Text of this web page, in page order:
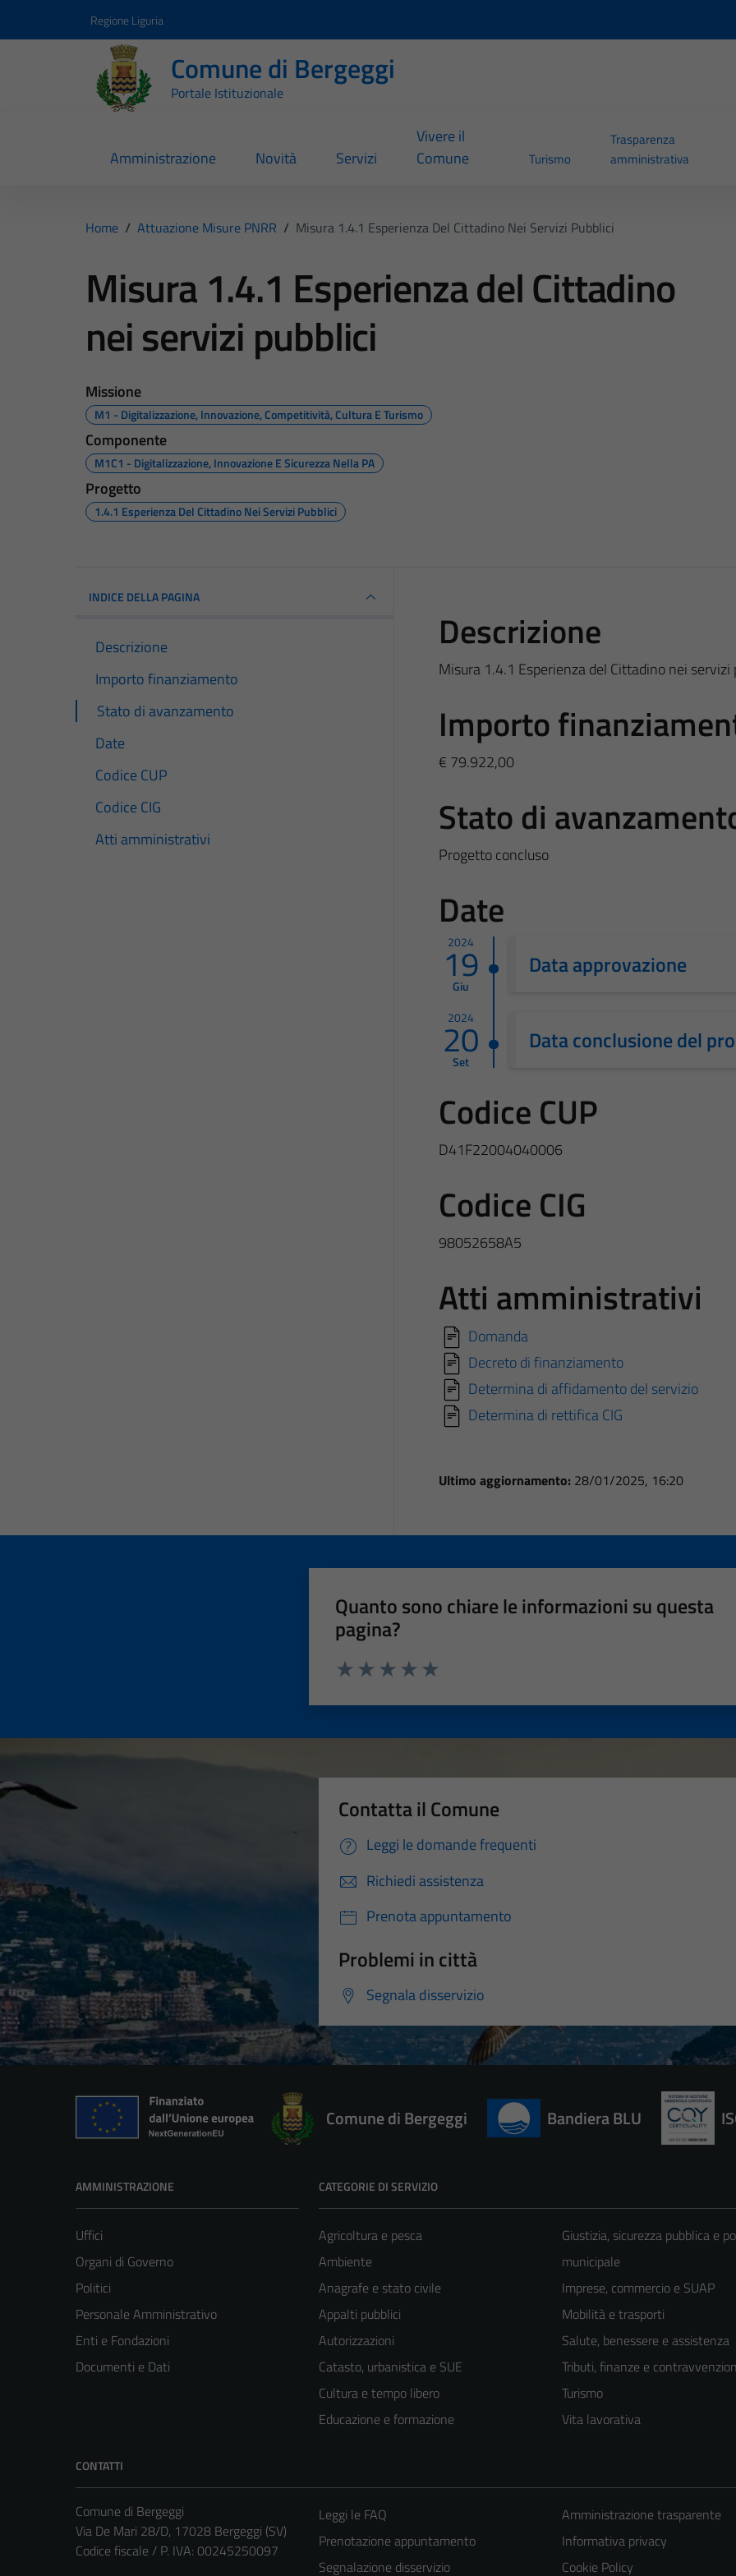
Regione Liguria
Comune di Bergeggi
Portale Istituzionale
Amministrazione Novità Servizi
Vivere il
Comune
Turismo
Trasparenza
amministrativa
Home / Attuazione Misure PNRR / Misura 1.4.1 Esperienza Del Cittadino Nei Servizi Pubblici
Misura 1.4.1 Esperienza del Cittadino
nei servizi pubblici
Missione
M1 - Digitalizzazione, Innovazione, Competitività, Cultura E Turismo
Componente
M1C1 - Digitalizzazione, Innovazione E Sicurezza Nella PA
Progetto
1.4.1 Esperienza Del Cittadino Nei Servizi Pubblici
INDICE DELLA PAGINA
Descrizione
Importo finanziamento
Stato di avanzamento
Date
Codice CUP
Codice CIG
Atti amministrativi
Descrizione
Misura 1.4.1 Esperienza del Cittadino nei servizi
Importo
€ 79.922,00
Stato di
Progetto concluso
Date
2024
19
Giu
Data approvazione
2024
20
Set
Data conclusione del
Codice CUP
D41F22004040006
Codice CIG
98052658A5
Atti amministrativi
Domanda
Decreto di finanziamento
Determina di affidamento del servizio
Determina di rettifica CIG
Ultimo aggiornamento: 28/01/2025, 16:20
Quanto sono chiare le informazioni su questa
pagina?
Contatta il Comune
Leggi le domande frequenti
Richiedi assistenza
Prenota appuntamento
Problemi in città
Segnala disservizio
Comune di Bergeggi Bandiera BLU
AMMINISTRAZIONE
Uffici
Organi di Governo
Politici
Personale Amministrativo
Enti e Fondazioni
Documenti e Dati
CATEGORIE DI SERVIZIO
Agricoltura e pesca
Ambiente
Anagrafe e stato civile
Appalti pubblici
Autorizzazioni
Catasto, urbanistica e SUE
Cultura e tempo libero
Educazione e formazione
Giustizia, sicurezza pubblica e
municipale
Imprese, commercio e SUAP
Mobilità e trasporti
Salute, benessere e assistenza
Tributi, finanze e
Turismo
Vita lavorativa
CONTATTI
Comune di Bergeggi
Via De Mari 28/D, 17028 Bergeggi (SV)
Codice fiscale / P. IVA: 00245250097
Leggi le FAQ
Prenotazione appuntamento
Segnalazione disservizio
Amministrazione trasparente
Informativa privacy
Cookie Policy